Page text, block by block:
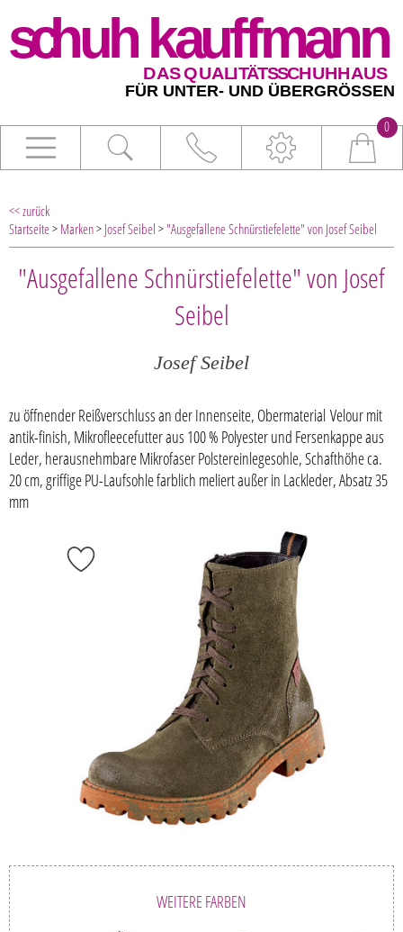
0
<< zurück
Startseite> Marken> Josef Seibel > "Ausgefallene Schnürstiefelette" von Josef Seibel
"Ausgefallene Schnürstiefelette" von Josef
Seibel
Josef Seibel
zu öffnender Reißverschluss an der Innenseite, Obermaterial Velour mit
antik-finish, Mikrofleecefutter aus 100 % Polyester und Fersenkappe aus
Leder, herausnehmbare Mikrofaser Polstereinlegesohle, Schafthöhe ca.
20 cm, griffige PU-Laufsohle farblich meliert außer in Lackleder, Absatz 35
mm
WEITERE FARBEN